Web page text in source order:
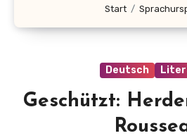
Start
Deutsch
Geschützt: